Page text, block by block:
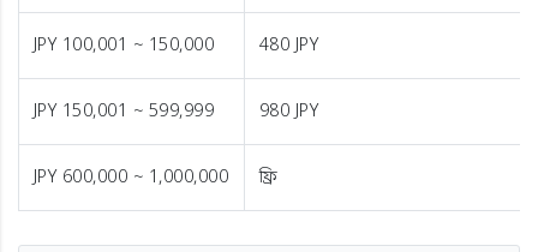
JPY 100,001 ~ 150,000 480 JPY
JPY 150,001 ~ 599,999 980 JPY
JPY 600,000 ~ 1,000,000 ফ্রি